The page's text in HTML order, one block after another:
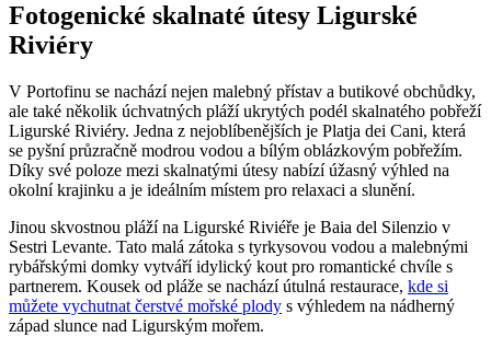
Fotogenické skalnaté útesy Ligurské
Riviéry
V Portofinu se nachází nejen malebný přístav a butikové obchůdky,
ale také několik úchvatných pláží ukrytých podél skalnatého pobřeží
Ligurské Riviéry. Jedna z nejoblíbenějších je Platja dei Cani, která
se pyšní průzračně modrou vodou a bílým oblázkovým pobřežím.
Díky své poloze mezi skalnatými útesy nabízí úžasný výhled na
okolní krajinku a je ideálním místem pro relaxaci a slunění.
Jinou skvostnou pláží na Ligurské Riviéře je Baia del Silenzio v
Sestri Levante. Tato malá zátoka s tyrkysovou vodou a malebnými
rybářskými domky vytváří idylický kout pro romantické chvíle s
partnerem. Kousek od pláže se nachází útulná restaurace, kde si
můžete vychutnat čerstvé mořské plody s výhledem na nádherný
západ slunce nad Ligurským mořem.